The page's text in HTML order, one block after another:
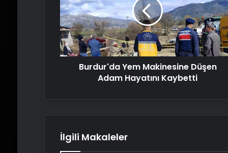
Adam
Hayatını
Kaybetti
Burdur'da Yem Makinesine Düşen
Adam Hayatını Kaybetti
İlgili Makaleler